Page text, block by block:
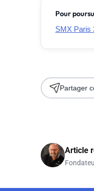
Pour
SMX Paris
Partager
Article